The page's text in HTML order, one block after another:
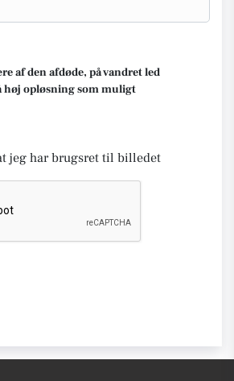
af den afdøde, på vandret led
høj opløsning som muligt
jeg har brugsret til billedet